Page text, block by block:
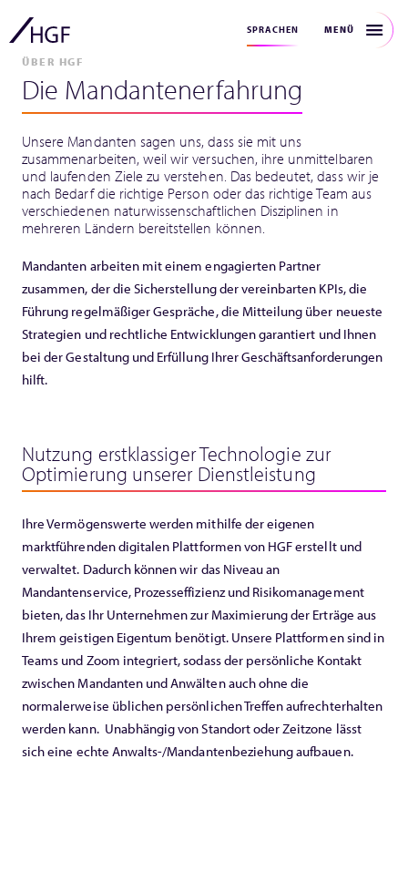
SPRACHEN MENÜ
ÜBER HGF
Die Mandantenerfahrung
Unsere Mandanten sagen uns, dass sie mit uns
zusammenarbeiten, weil wir versuchen, ihre unmittelbaren
und laufenden Ziele zu verstehen. Das bedeutet, dass wir je
nach Bedarf die richtige Person oder das richtige Team aus
verschiedenen naturwissenschaftlichen Disziplinen in
mehreren Ländern bereitstellen können.
Mandanten arbeiten mit einem engagierten Partner
zusammen, der die Sicherstellung der vereinbarten KPIs, die
Führung regelmäßiger Gespräche, die Mitteilung über neueste
Strategien und rechtliche Entwicklungen garantiert und Ihnen
bei der Gestaltung und Erfüllung Ihrer Geschäftsanforderungen
hilft.
Nutzung erstklassiger Technologie zur
Optimierung unserer Dienstleistung
Ihre Vermögenswerte werden mithilfe der eigenen
marktführenden digitalen Plattformen von HGF erstellt und
verwaltet. Dadurch können wir das Niveau an
Mandantenservice, Prozesseffizienz und Risikomanagement
bieten, das Ihr Unternehmen zur Maximierung der Erträge aus
Ihrem geistigen Eigentum benötigt. Unsere Plattformen sind in
Teams und Zoom integriert, sodass der persönliche Kontakt
zwischen Mandanten und Anwälten auch ohne die
normalerweise üblichen persönlichen Treffen aufrechterhalten
werden kann. Unabhängig von Standort oder Zeitzone lässt
sich eine echte Anwalts-/Mandantenbeziehung aufbauen.